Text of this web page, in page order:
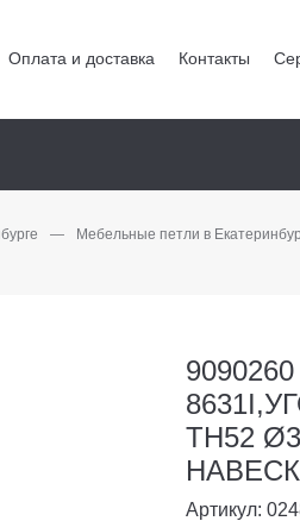
Оплата и доставка Контакты
— Мебельные петли в
TH52
Артикул: